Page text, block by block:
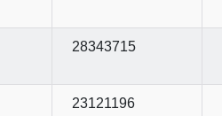
28343715
23121196